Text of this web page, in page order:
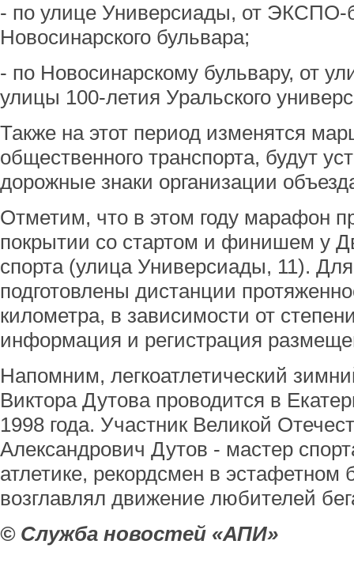
- по улице Универсиады, от ЭКСПО-
Новосинарского бульвара;
- по Новосинарскому бульвару, от
улицы 100-летия Уральского
Также на этот период изменятся
общественного транспорта, будут
дорожные знаки организации
Отметим, что в этом году марафон
покрытии со стартом и финишем у
спорта (улица Универсиады, 11).
подготовлены дистанции
километра, в зависимости от
информация и регистрация
Напомним, легкоатлетический
Виктора Дутова проводится в
1998 года. Участник Великой
Александрович Дутов - мастер
атлетике, рекордсмен в эстафетном
возглавлял движение любителей
© Служба новостей «АПИ»